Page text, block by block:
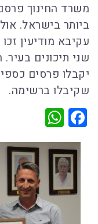
משרד החינוך
ביותר בישראל.
עקיבא מודיעין
שני תיכונים
יקבלו פרסים
שקיבלו ברשימה.
Facebook